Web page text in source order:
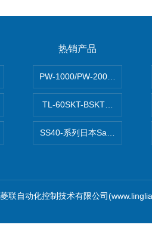
热销产品
PW-1000/PW-
TL-60SKT-BSKTC张力控制器
SS40-系列日本Sawamura泽
联自动化控制技术有限公司